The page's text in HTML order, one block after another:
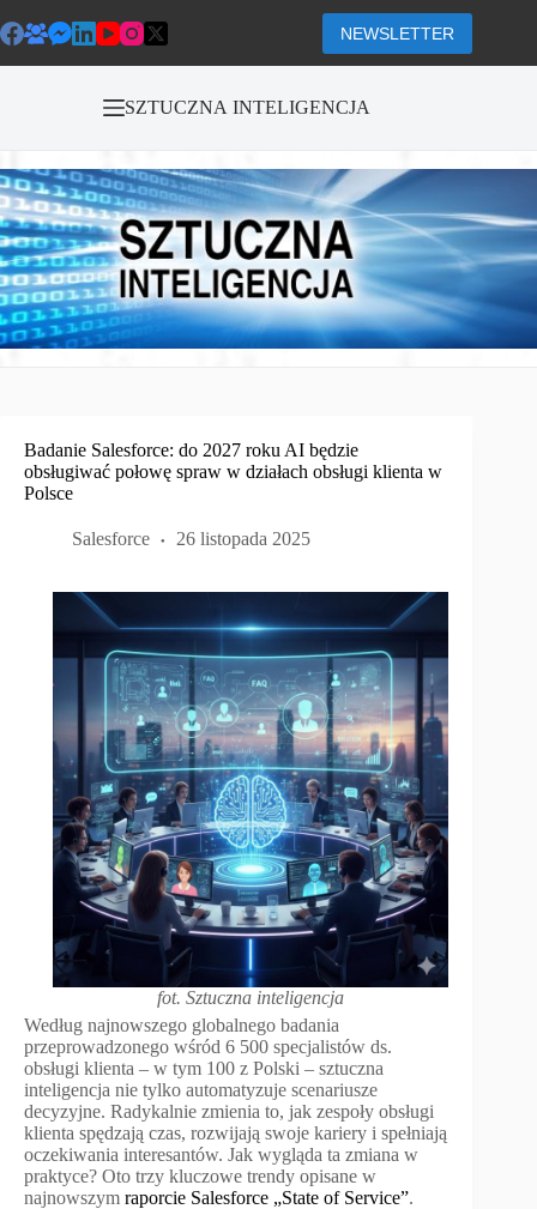
do
treści
NEWSLETTER
SZTUCZNA INTELIGENCJA
Badanie Salesforce: do 2027 roku AI będzie
obsługiwać połowę spraw w działach obsługi klienta w
Polsce
Salesforce 26 listopada 2025
fot. Sztuczna inteligencja
Według najnowszego globalnego badania
przeprowadzonego wśród 6 500 specjalistów ds.
obsługi klienta – w tym 100 z Polski – sztuczna
inteligencja nie tylko automatyzuje scenariusze
decyzyjne. Radykalnie zmienia to, jak zespoły obsługi
klienta spędzają czas, rozwijają swoje kariery i spełniają
oczekiwania interesantów. Jak wygląda ta zmiana w
praktyce? Oto trzy kluczowe trendy opisane w
najnowszym raporcie Salesforce „State of Service”.